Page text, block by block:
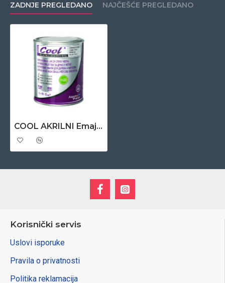
ZADNJE PREGLEDANO NAJČEŠĆE PREGLEDANO
COOL AKRILNI Emajl za drvo I metal 0,65 lit – plavi 4
Korisnički servis
Uslovi isporuke
Pravila o privatnosti
Politika reklamacija